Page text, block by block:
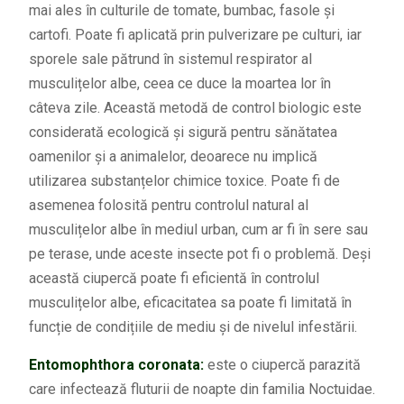
mai ales în culturile de tomate, bumbac, fasole și
cartofi. Poate fi aplicată prin pulverizare pe culturi, iar
sporele sale pătrund în sistemul respirator al
musculițelor albe, ceea ce duce la moartea lor în
câteva zile. Această metodă de control biologic este
considerată ecologică și sigură pentru sănătatea
oamenilor și a animalelor, deoarece nu implică
utilizarea substanțelor chimice toxice. Poate fi de
asemenea folosită pentru controlul natural al
musculițelor albe în mediul urban, cum ar fi în sere sau
pe terase, unde aceste insecte pot fi o problemă. Deși
această ciupercă poate fi eficientă în controlul
musculițelor albe, eficacitatea sa poate fi limitată în
funcție de condițiile de mediu și de nivelul infestării.
Entomophthora coronata: este o ciupercă parazită
care infectează fluturii de noapte din familia Noctuidae.